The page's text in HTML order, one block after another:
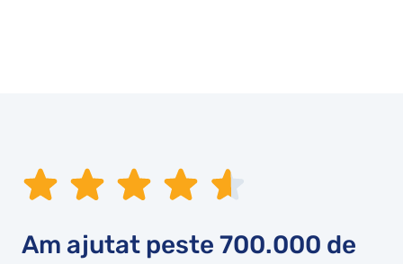
Am ajutat peste 700.000 de